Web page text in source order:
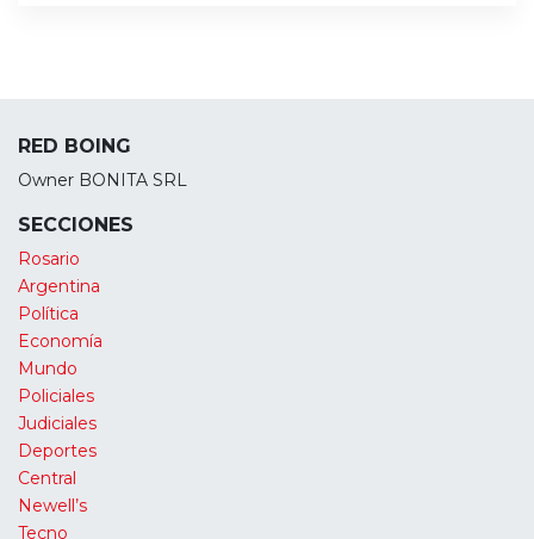
RED BOING
Owner BONITA SRL
SECCIONES
Rosario
Argentina
Política
Economía
Mundo
Policiales
Judiciales
Deportes
Central
Newell’s
Tecno